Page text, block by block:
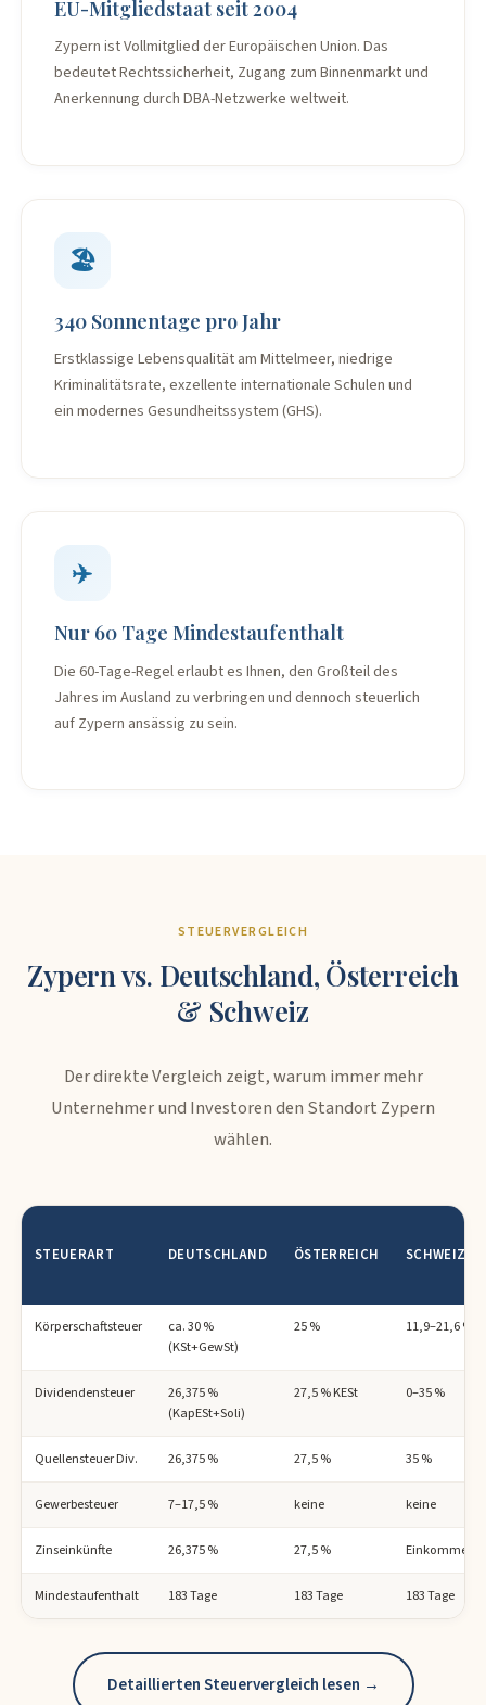
EU-Mitgliedstaat seit 2004
Zypern ist Vollmitglied der Europäischen Union. Das
bedeutet Rechtssicherheit, Zugang zum Binnenmarkt und
Anerkennung durch DBA-Netzwerke weltweit.
🏖️
340 Sonnentage pro Jahr
Erstklassige Lebensqualität am Mittelmeer, niedrige
Kriminalitätsrate, exzellente internationale Schulen und
ein modernes Gesundheitssystem (GHS).
✈️
Nur 60 Tage Mindestaufenthalt
Die 60-Tage-Regel erlaubt es Ihnen, den Großteil des
Jahres im Ausland zu verbringen und dennoch steuerlich
auf Zypern ansässig zu sein.
STEUERVERGLEICH
Zypern vs. Deutschland, Österreich
& Schweiz
Der direkte Vergleich zeigt, warum immer mehr
Unternehmer und Investoren den Standort Zypern
wählen.
STEUERART DEUTSCHLAND ÖSTERREICH SCHWEIZ
Körperschaftsteuer
ca. 30 %
(KSt+GewSt)
25 % 11,9–21,6 %
Dividendensteuer
26,375 %
(KapESt+Soli)
27,5 % KESt 0–35 %
Quellensteuer Div. 26,375 % 27,5 % 35 %
Gewerbesteuer 7–17,5 % keine keine
Zinseinkünfte 26,375 % 27,5 %
Mindestaufenthalt 183 Tage 183 Tage 183 Tage
Detaillierten Steuervergleich lesen →